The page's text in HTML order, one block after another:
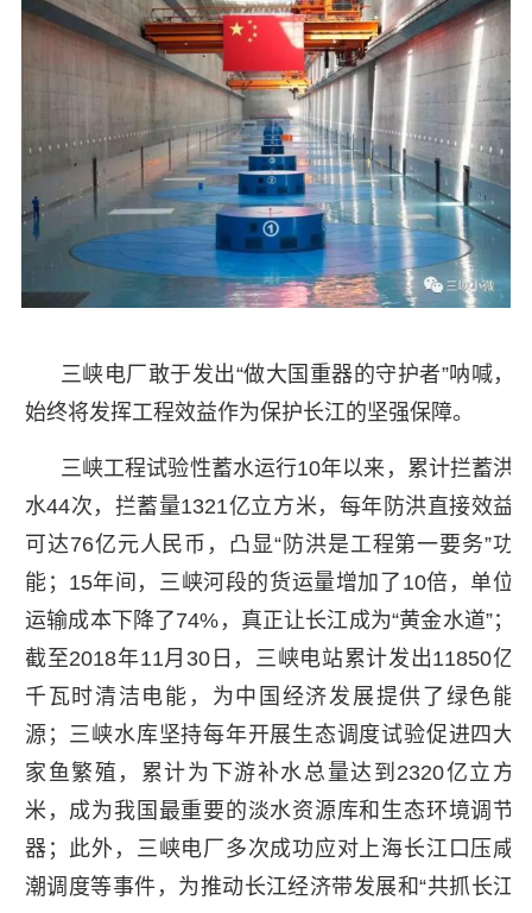
三峡电厂敢于发出“做大国重器的守护者”呐喊，
始终将发挥工程效益作为保护长江的坚强保障。
三峡工程试验性蓄水运行10年以来，累计拦蓄洪
水44次，拦蓄量1321亿立方米，每年防洪直接效益
可达76亿元人民币，凸显“防洪是工程第一要务”功
能；15年间，三峡河段的货运量增加了10倍，单位
运输成本下降了74%，真正让长江成为“黄金水道”；
截至2018年11月30日，三峡电站累计发出11850亿
千瓦时清洁电能，为中国经济发展提供了绿色能
源；三峡水库坚持每年开展生态调度试验促进四大
家鱼繁殖，累计为下游补水总量达到2320亿立方
米，成为我国最重要的淡水资源库和生态环境调节
器；此外，三峡电厂多次成功应对上海长江口压咸
潮调度等事件，为推动长江经济带发展和“共抓长江